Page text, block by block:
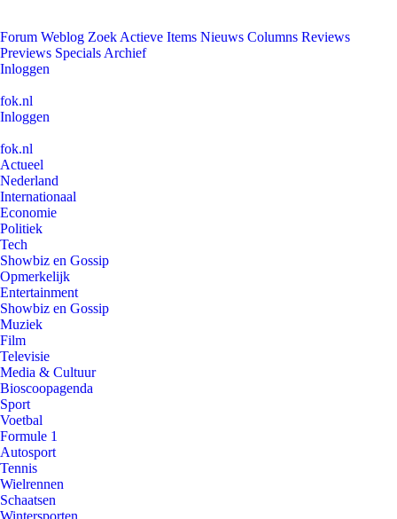
Forum Weblog Zoek Actieve Items Nieuws Columns Reviews
Previews Specials Archief
Inloggen
fok.nl
Inloggen
fok.nl
Actueel
Nederland
Internationaal
Economie
Politiek
Tech
Showbiz en Gossip
Opmerkelijk
Entertainment
Showbiz en Gossip
Muziek
Film
Televisie
Media & Cultuur
Bioscoopagenda
Sport
Voetbal
Formule 1
Autosport
Tennis
Wielrennen
Schaatsen
Wintersporten